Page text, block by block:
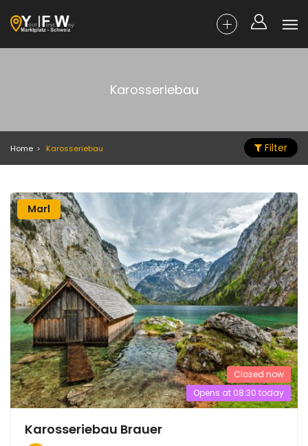
Karosseriebau
Home Karosseriebau Filter
Marl
Closed now
Opens at 08:30 today
Karosseriebau Brauer